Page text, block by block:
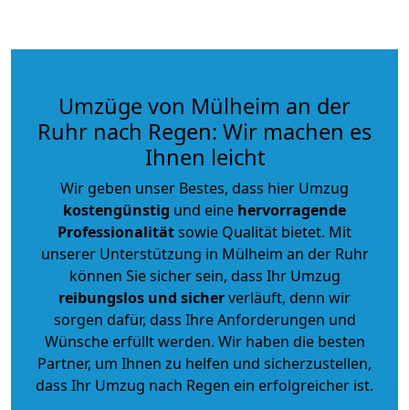
Umzüge von Mülheim an der
Ruhr nach Regen: Wir machen es
Ihnen leicht
Wir geben unser Bestes, dass hier Umzug
kostengünstig und eine hervorragende
Professionalitätsowie Qualität bietet. Mit
unserer Unterstützung in Mülheim an der Ruhr
können Sie sicher sein, dass Ihr Umzug
reibungslos und sicherverläuft, denn wir
sorgen dafür, dass Ihre Anforderungen und
Wünsche erfüllt werden. Wir haben die besten
Partner, um Ihnen zu helfen und sicherzustellen,
dass Ihr Umzug nach Regen ein erfolgreicher ist.